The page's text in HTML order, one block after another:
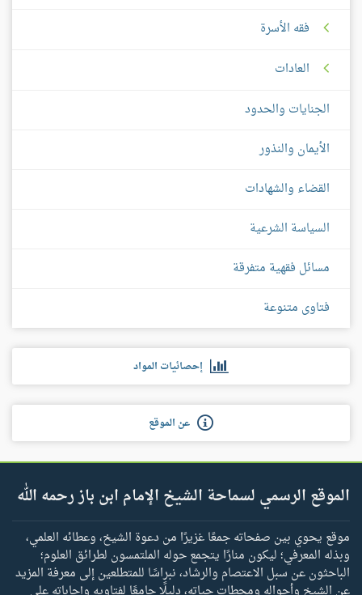
فقه الأسرة
العادات
الجنايات والحدود
الأيمان والنذور
القضاء والشهادات
السياسة الشرعية
مسائل فقهية متفرقة
فتاوى متنوعة
إحصائيات المواد
عن الموقع
الموقع الرسمي لسماحة الشيخ الإمام ابن باز رحمه الله
موقع يحوي بين صفحاته جمعًا غزيرًا من دعوة الشيخ، وعطائه العلمي،
وبذله المعرفي؛ ليكون منارًا يتجمع حوله الملتمسون لطرائق العلوم؛
الباحثون عن سبل الاعتصام والرشاد، نبراسًا للمتطلعين إلى معرفة المزيد